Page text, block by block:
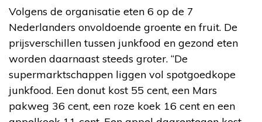
Volgens de organisatie eten 6 op de 7
Nederlanders onvoldoende groente en fruit. De
prijsverschillen tussen junkfood en gezond eten
worden daarnaast steeds groter. “De
supermarktschappen liggen vol spotgoedkope
junkfood. Een donut kost 55 cent, een Mars
pakweg 36 cent, een roze koek 16 cent en een